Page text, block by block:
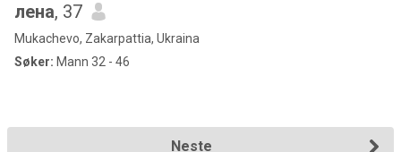
лена, 37
Mukachevo, Zakarpattia, Ukraina
Søker: Mann 32 - 46
Neste